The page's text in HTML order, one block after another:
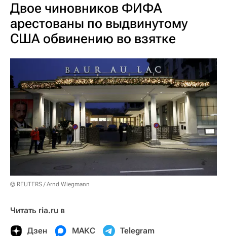
Двое чиновников ФИФА
арестованы по выдвинутому
США обвинению во взятке
© REUTERS / Arnd Wiegmann
Читать ria.ru в
Дзен МАКС Telegram